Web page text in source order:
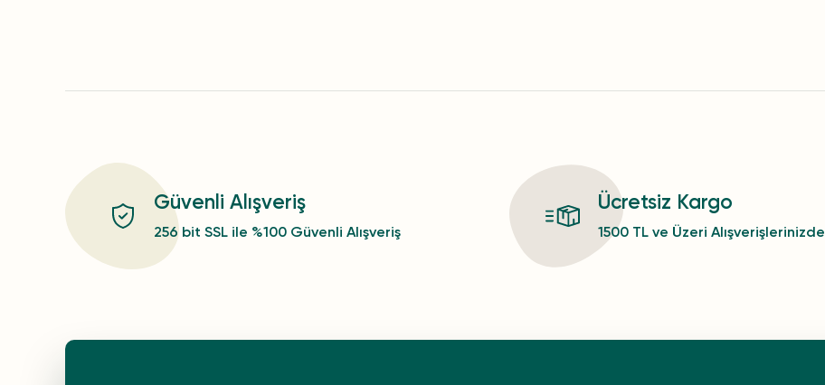
Güvenli Alışveriş
256 bit SSL ile %100 Güvenli Alışveriş
Ücretsiz Kargo
1500 TL ve Üzeri Alışverişlerinizde